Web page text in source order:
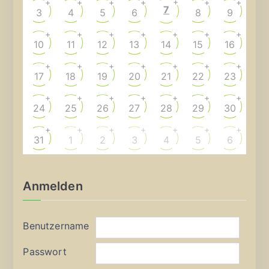
3
+
4
+
5
+
6
+
7 8
+
9
+
10
+
11
+
12
+
13
+
14
+
15
+
16
+
17
+
18
+
19
+
20
+
21
+
22
+
23
+
24
+
25
+
26
+
27
+
28
+
29
+
30
+
31
+
1
+
2
+
3
+
4
+
5
+
6
+
Anmelden
Benutzername
Passwort